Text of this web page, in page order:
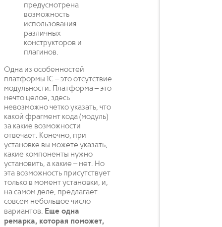
предусмотрена
возможность
использования
различных
конструкторов и
плагинов.
Одна из особенностей
платформы 1С – это отсутствие
модульности. Платформа – это
нечто целое, здесь
невозможно четко указать, что
какой фрагмент кода (модуль)
за какие возможности
отвечает. Конечно, при
установке вы можете указать,
какие компоненты нужно
установить, а какие – нет. Но
эта возможность присутствует
только в момент установки, и,
на самом деле, предлагает
совсем небольшое число
вариантов. Еще одна
ремарка, которая поможет,